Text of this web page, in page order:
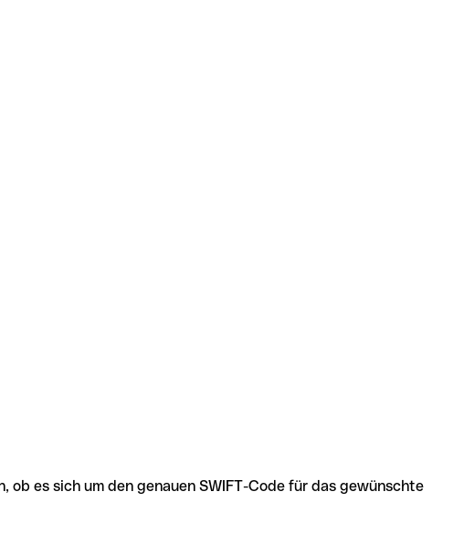
es sich um den genauen SWIFT-Code für das gewünschte